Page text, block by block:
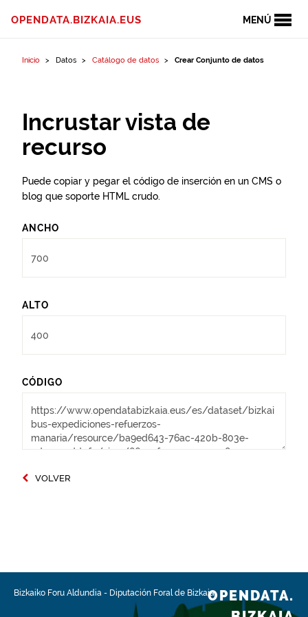
MENÚ
OPENDATA.BIZKAIA.EUS
Inicio Datos Catálogo de datos Crear Conjunto de datos
Incrustar vista de
recurso
Puede copiar y pegar el código de inserción en un CMS o
blog que soporte HTML crudo.
ANCHO
ALTO
CÓDIGO
VOLVER
Bizkaiko Foru Aldundia - Diputación Foral de BizkaiaOPENDATA.